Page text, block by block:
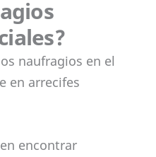
naufragios en el
en arrecifes
encontrar